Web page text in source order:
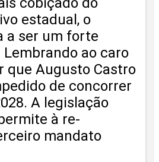
estadual, o
a ser um forte
ao caro
que Augusto Castro
de concorrer
A legislação
à re-
mandato